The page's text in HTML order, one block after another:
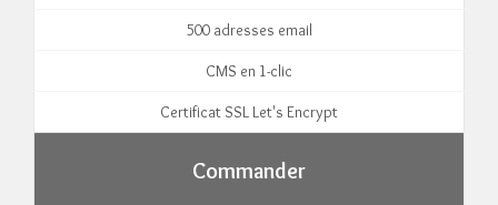
500 adresses email
CMS en 1-clic
Certificat SSL Let's Encrypt
Commander